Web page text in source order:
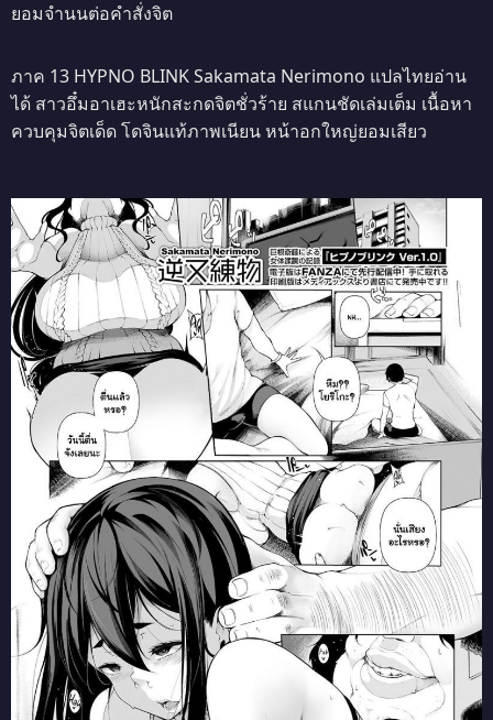
ยอมจำนนต่อคำสั่งจิต
ภาค 13 HYPNO BLINK Sakamata Nerimono แปลไทยอ่าน
ได้ สาวอึ๋มอาเฮะหนักสะกดจิตชั่วร้าย สแกนชัดเล่มเต็ม เนื้อหา
ควบคุมจิตเด็ด โดจินแท้ภาพเนียน หน้าอกใหญ่ยอมเสียว